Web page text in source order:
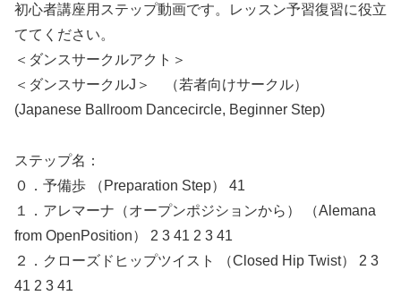
初心者講座用ステップ動画です。レッスン予習復習に役立
ててください。
＜ダンスサークルアクト＞
＜ダンスサークルJ＞ （若者向けサークル）
(Japanese Ballroom Dancecircle, Beginner Step)
ステップ名：
０．予備歩 （Preparation Step） 41
１．アレマーナ（オープンポジションから） （Alemana
from OpenPosition） 2 3 41 2 3 41
２．クローズドヒップツイスト （Closed Hip Twist） 2 3
41 2 3 41